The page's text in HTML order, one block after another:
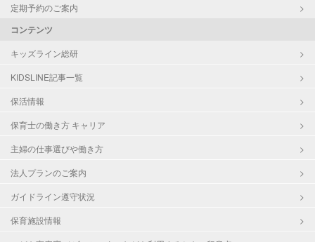
定期予約のご案内
コンテンツ
キッズライン総研
KIDSLINE記事一覧
保活情報
保育士の働き方 キャリア
主婦の仕事選びや働き方
法人プランのご案内
ガイドライン遵守状況
保育施設情報